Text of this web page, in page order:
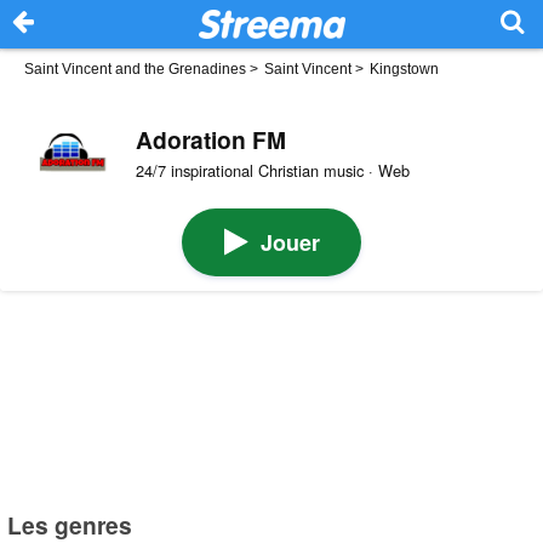
Saint Vincent and the Grenadines > Saint Vincent> Kingstown
Adoration FM
24/7 inspirational Christian music · Web
Jouer
Les genres